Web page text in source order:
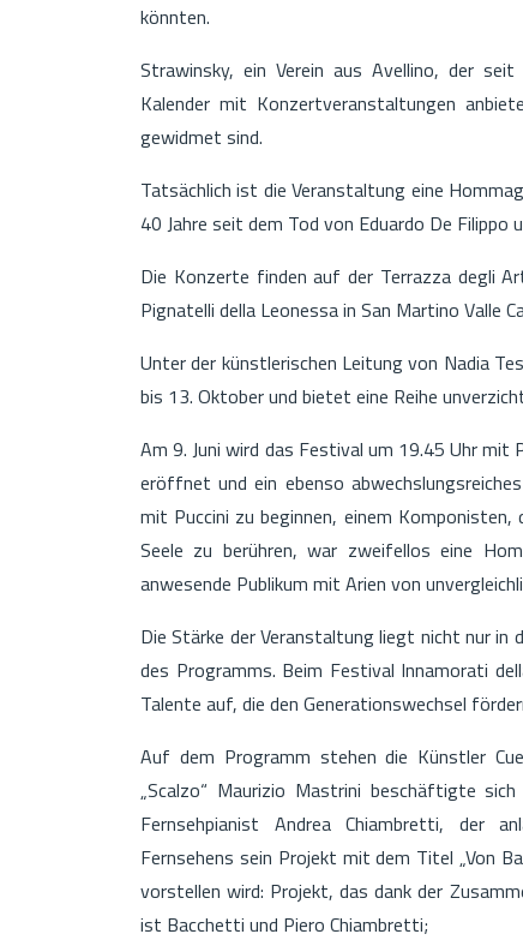
könnten.
Strawinsky, ein Verein aus Avellino, der
Kalender mit Konzertveranstaltungen
gewidmet sind.
Tatsächlich ist die Veranstaltung eine
40 Jahre seit dem Tod von Eduardo De Filippo
Die Konzerte finden auf der Terrazza degli
Pignatelli della Leonessa in San Martino Valle
Unter der künstlerischen Leitung von Nadia
bis 13. Oktober und bietet eine Reihe
Am 9. Juni wird das Festival um 19.45 Uhr mit
eröffnet und ein ebenso
mit Puccini zu beginnen, einem
Seele zu berühren, war zweifellos eine
anwesende Publikum mit Arien von
Die Stärke der Veranstaltung liegt nicht nur in
des Programms. Beim Festival Innamorati
Talente auf, die den Generationswechsel
Auf dem Programm stehen die Künstler
„Scalzo“ Maurizio Mastrini beschäftigte
Fernsehpianist Andrea Chiambretti, der
Fernsehens sein Projekt mit dem Titel „Von
vorstellen wird: Projekt, das dank der
ist Bacchetti und Piero Chiambretti;